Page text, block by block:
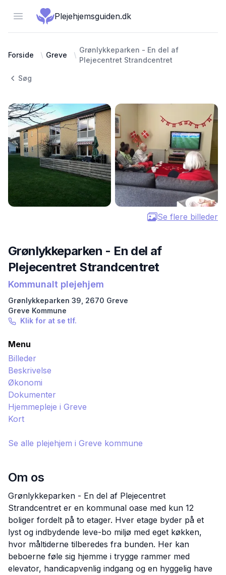
Open menuPlejehjemsguiden.dk
Forside Greve
Grønlykkeparken - En del af
Plejecentret Strandcentret
Søg
Se flere billeder
Grønlykkeparken - En del af
Plejecentret Strandcentret
Kommunalt plejehjem
Grønlykkeparken 39 2670 Greve
Greve Kommune
Klik for at se tlf.
Menu
Billeder
Beskrivelse
Økonomi
Dokumenter
Hjemmepleje i Greve
Kort
Se alle plejehjem i Greve kommune
Om os
Grønlykkeparken - En del af Plejecentret
Strandcentret er en kommunal oase med kun 12
boliger fordelt på to etager. Hver etage byder på et
lyst og indbydende leve-bo miljø med eget køkken,
hvor måltiderne tilberedes fra bunden. Her kan
beboerne føle sig hjemme i trygge rammer med
elevator, handicapvenlig indgang og en hyggelig have